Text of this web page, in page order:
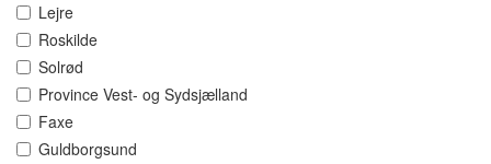
Lejre
Roskilde
Solrød
Province Vest- og Sydsjælland
Faxe
Guldborgsund